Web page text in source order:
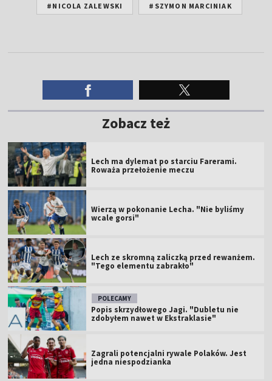
#NICOLA ZALEWSKI #SZYMON MARCINIAK
Zobacz też
Lech ma dylemat po starciu Farerami.
Roważa przełożenie meczu
Wierzą w pokonanie Lecha. "Nie byliśmy
wcale gorsi"
Lech ze skromną zaliczką przed rewanżem.
"Tego elementu zabrakło"
POLECAMY
Popis skrzydłowego Jagi. "Dubletu nie
zdobyłem nawet w Ekstraklasie"
Zagrali potencjalni rywale Polaków. Jest
jedna niespodzianka